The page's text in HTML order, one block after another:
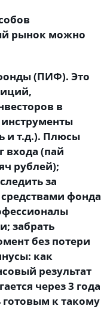
рынок можно
(ПИФ). Это
в
и т.д.). Плюсы
входа (пай
рублей);
за
фонда
забрать
без потери
как
результат
через 3 года
готовым к такому